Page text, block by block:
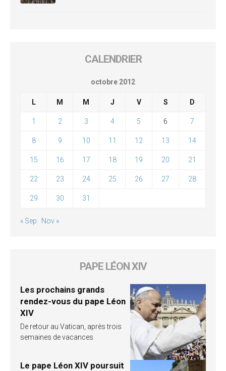
CALENDRIER
octobre 2012
L M M J V S D
1 2 3 4 5 6 7
8 9 10 11 12 13 14
15 16 17 18 19 20 21
22 23 24 25 26 27 28
29 30 31
« Sep Nov »
PAPE LÉON XIV
Les prochains grands
rendez-vous du pape Léon
XIV
De retour au Vatican, après trois
semaines de vacances
Le pape Léon XIV poursuit